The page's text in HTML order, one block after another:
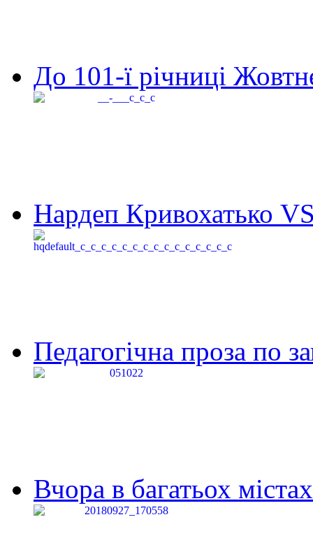
До 101-ї річниці
Нардеп Кривохатько
Педагогічна проза по
Вчора в багатьох